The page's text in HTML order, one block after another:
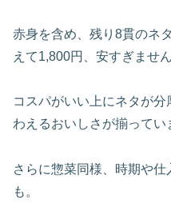
赤身を含め、残り8貫のネ
えて1,800円、安すぎませ
コスパがいい上にネタが
わえるおいしさが揃ってい
さらに惣菜同様、時期や
も。